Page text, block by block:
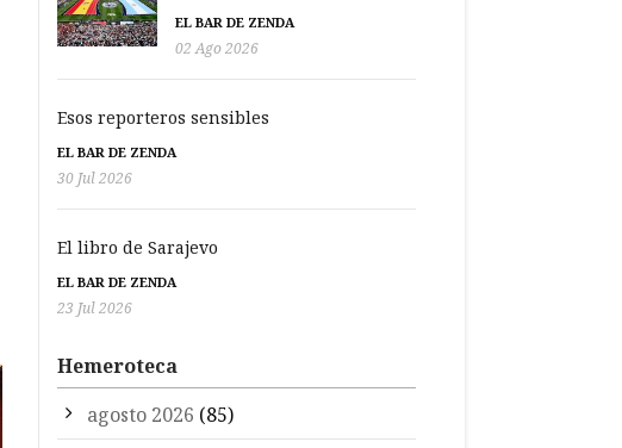
EL BAR DE ZENDA
02 Ago 2026
Esos reporteros sensibles
EL BAR DE ZENDA
30 Jul 2026
El libro de Sarajevo
EL BAR DE ZENDA
23 Jul 2026
Hemeroteca
agosto 2026 (85)